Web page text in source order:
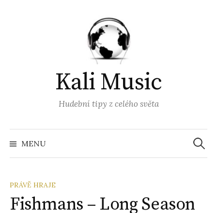
Kali Music
Hudební tipy z celého světa
MENU
PRÁVĚ HRAJE
Fishmans – Long Season